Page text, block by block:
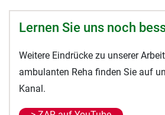
Lernen Sie uns noch
Weitere Eindrücke zu unserer
ambulanten Reha finden Sie auf
Kanal.